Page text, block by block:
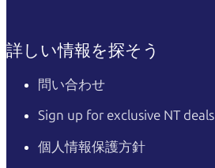
詳しい情報を探そう
問い合わせ
Sign up for exclusive NT deals
個人情報保護方針